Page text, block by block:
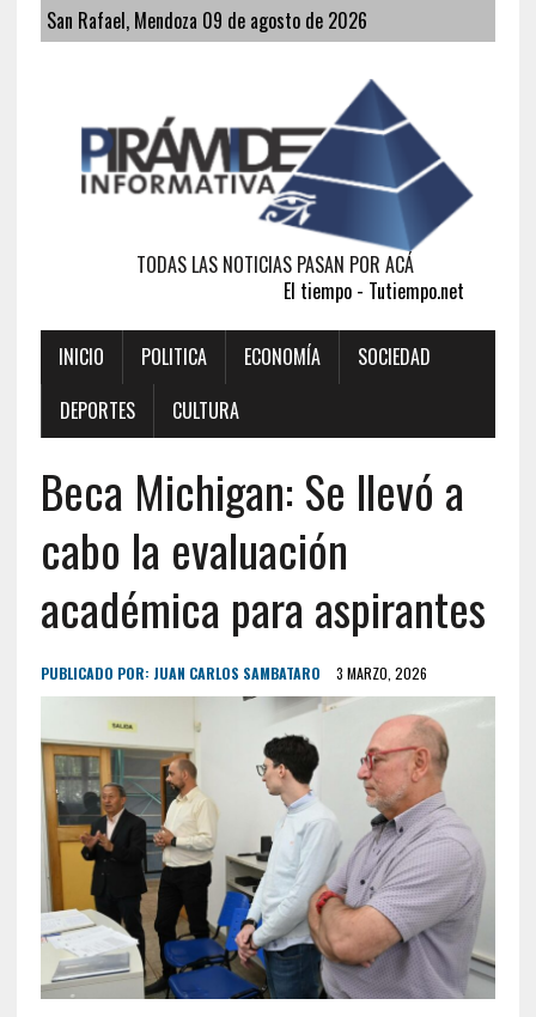
San Rafael, Mendoza 09 de agosto de 2026
TODAS LAS NOTICIAS PASAN POR ACÁ
El tiempo - Tutiempo.net
INICIO POLITICA ECONOMÍA
SOCIEDAD
DEPORTES
CULTURA
Beca Michigan: Se llevó a
cabo la evaluación
académica para aspirantes
PUBLICADO POR: JUAN CARLOS SAMBATARO 3 MARZO, 2026